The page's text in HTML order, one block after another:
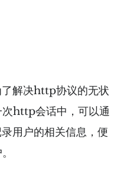
解决http协议的无状
http会话中，可以通
用户的相关信息，便